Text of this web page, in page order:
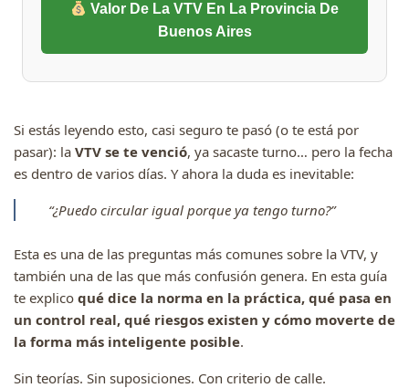
Valor De La VTV En La Provincia De
Buenos Aires
Si estás leyendo esto, casi seguro te pasó (o te está por
pasar): la VTV se te venció, ya sacaste turno… pero la fecha
es dentro de varios días. Y ahora la duda es inevitable:
“¿Puedo circular igual porque ya tengo turno?”
Esta es una de las preguntas más comunes sobre la VTV, y
también una de las que más confusión genera. En esta guía
te explico qué dice la norma en la práctica, qué pasa en
un control real, qué riesgos existen y cómo moverte de
la forma más inteligente posible.
Sin teorías. Sin suposiciones. Con criterio de calle.